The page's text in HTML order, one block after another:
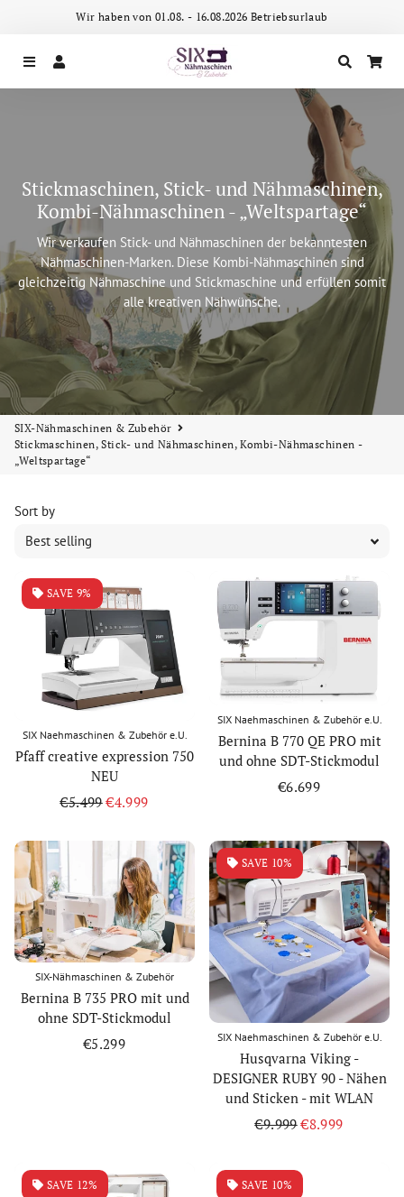
Wir haben von 01.08. - 16.08.2026 Betriebsurlaub
Menu Search
Stickmaschinen, Stick- und Nähmaschinen,
Kombi-Nähmaschinen - „Weltspartage“
Wir verkaufen Stick- und Nähmaschinen der bekanntesten
Nähmaschinen-Marken. Diese Kombi-Nähmaschinen sind
gleichzeitig Nähmaschine und Stickmaschine und erfüllen somit
alle kreativen Nähwünsche.
SIX-Nähmaschinen & Zubehör
Stickmaschinen, Stick- und Nähmaschinen, Kombi-Nähmaschinen -
„Weltspartage“
Sort by
SAVE 9%
SIX Naehmaschinen & Zubehör e.U.
Pfaff creative expression 750
NEU
Regular
€5.499 Sale
€4.999
SIX Naehmaschinen & Zubehör e.U.
Bernina B 770 QE PRO mit
und ohne SDT-Stickmodul
Regular
€6.699
SIX-Nähmaschinen & Zubehör
Bernina B 735 PRO mit und
ohne SDT-Stickmodul
Regular
€5.299
SAVE 10%
SIX Naehmaschinen & Zubehör e.U.
Husqvarna Viking -
DESIGNER RUBY 90 - Nähen
und Sticken - mit WLAN
Regular
€9.999 Sale
€8.999
SAVE 12% SAVE 10%